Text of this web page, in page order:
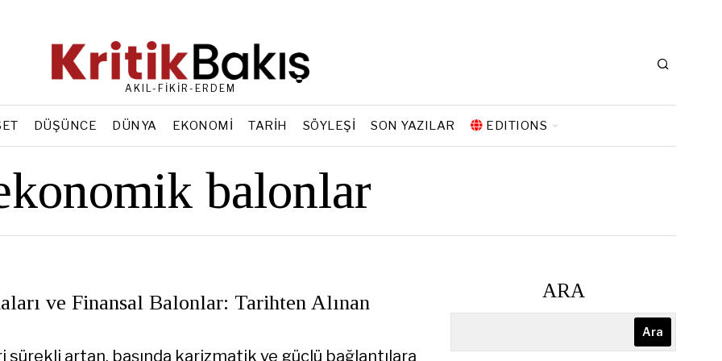
AKIL-FİKİR-ERDEM
DÜŞÜNCE DÜNYA EKONOMI TARIH SÖYLEŞI SON YAZILAR EDITIONS
balonlar
ve Finansal Balonlar: Tarihten Alınan
sürekli artan, başında karizmatik ve güçlü bağlantılara
ARA
Ara